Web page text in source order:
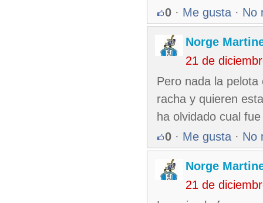
0 · Me gusta · No
Norge
21 de
Pero nada la
racha y quieren
ha olvidado cual
0 · Me gusta · No
Norge
21 de